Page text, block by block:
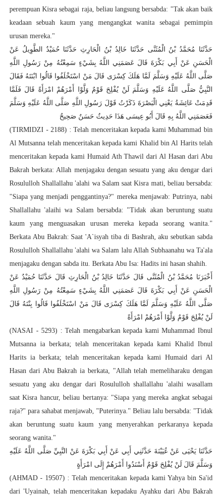
perempuan Kisra sebagai raja, beliau langsung bersabda: "Tak akan baik
keadaan sebuah kaum yang mengangkat wanita sebagai pemimpin
urusan mereka."
حَدَّثَنَا مُحَمَّدُ بْنُ الْمُثَنَّى حَدَّثَنَا خَالِدُ بْنُ الْحَارِثِ حَدَّثَنَا حُمَيْدٌ الطَّوِيلُ عَنْ
الْحَسَنِ عَنْ أَبِي بَكْرَةَ قَالَ عَصَمَنِي اللَّهُ بِشَيْءٍ سَمِعْتُهُ مِنْ رَسُولِ اللَّهِ
صَلَّى اللَّهُ عَلَيْهِ وَسَلَّمَ لَمَّا هَلَكَ كِسْرَى قَالَ مَنْ اسْتَخْلَفُوا قَالُوا ابْنَتَهُ فَقَالَ
النَّبِيُّ صَلَّى اللَّهُ عَلَيْهِ وَسَلَّمَ لَنْ يُفْلِحَ قَوْمٌ وَلَّوْا أَمْرَهُمْ امْرَأَةً قَالَ فَلَمَّا
قَدِمَتْ عَائِشَةُ يَعْنِي الْبَصْرَةَ ذَكَرْتُ قَوْلَ رَسُولِ اللَّهِ صَلَّى اللَّهُ عَلَيْهِ وَسَلَّمَ
فَعَصَمَنِي اللَّهُ بِهِ قَالَ أَبُو عِيسَى هَذَا حَدِيثٌ حَسَنٌ صَحِيحٌ
(TIRMIDZI - 2188) : Telah menceritakan kepada kami Muhammad bin
Al Mutsanna telah menceritakan kepada kami Khalid bin Al Harits telah
menceritakan kepada kami Humaid Ath Thawil dari Al Hasan dari Abu
Bakrah berkata: Allah menjagaku dengan sesuatu yang aku dengar dari
Rosululloh Shallallahu 'alahi wa Salam saat Kisra mati, beliau bersabda:
"Siapa yang menjadi penggantinya?" mereka menjawab: Putrinya, nabi
Shallallahu 'alaihi wa Salam bersabda: "Tidak akan beruntung suatu
kaum yang menguasakan urusan mereka kepada seorang wanita."
Berkata Abu Bakrah: Saat 'A`isyah tiba di Bashrah, aku sebutkan sabda
Rosululloh Shallallahu 'alahi wa Salam lalu Allah Subhaanahu wa Ta'ala
menjagaku dengan sabda itu. Berkata Abu Isa: Hadits ini hasan shahih.
أَخْبَرَنَا مُحَمَّدُ بْنُ الْمُثَنَّى قَالَ حَدَّثَنَا خَالِدُ بْنُ الْحَارِثِ قَالَ حَدَّثَنَا حُمَيْدٌ عَنْ
الْحَسَنِ عَنْ أَبِي بَكْرَةَ قَالَ عَصَمَنِي اللَّهُ بِشَيْءٍ سَمِعْتُهُ مِنْ رَسُولِ اللَّهِ
صَلَّى اللَّهُ عَلَيْهِ وَسَلَّمَ لَمَّا هَلَكَ كِسْرَى قَالَ مَنْ اسْتَخْلَفُوا قَالُوا بِنْتَهُ قَالَ
لَنْ يُفْلِحَ قَوْمٌ وَلَّوْا أَمْرَهُمْ امْرَأَةً
(NASAI - 5293) : Telah mengabarkan kepada kami Muhammad Ibnul
Mutsanna ia berkata; telah menceritakan kepada kami Khalid Ibnul
Harits ia berkata; telah menceritakan kepada kami Humaid dari Al
Hasan dari Abu Bakrah ia berkata, "Allah telah memeliharaku dengan
sesuatu yang aku dengar dari Rosululloh shallallahu 'alaihi wasallam
saat Kisra hancur, beliau bertanya: "Siapa yang mereka angkat sebagai
raja?" para sahabat menjawab, "Puterinya." Beliau lalu bersabda: "Tidak
akan beruntung suatu kaum yang menyerahkan perkaranya kepada
seorang wanita."
حَدَّثَنَا يَحْيَى عَنْ عُيَيْنَةَ حَدَّثَنِي أَبِي عَنْ أَبِي بَكْرَةَ عَنْ النَّبِيِّ صَلَّى اللَّهُ عَلَيْهِ
وَسَلَّمَ قَالَ لَنْ يُفْلِحَ قَوْمٌ أَسْنَدُوا أَمْرَهُمْ إِلَى امْرَأَةٍ
(AHMAD - 19507) : Telah menceritakan kepada kami Yahya bin Sa'id
dari 'Uyainah, telah menceritakan kepadaku Ayahku dari Abu Bakrah